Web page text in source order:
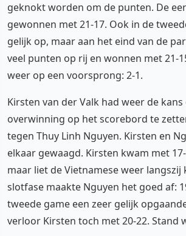
geknokt worden om de punten. De
gewonnen met 21-17. Ook in de
gelijk op, maar aan het eind van de
veel punten op rij en wonnen met 21-
weer op een voorsprong: 2-1.
Kirsten van der Valk had weer de
overwinning op het scorebord te
tegen Thuy Linh Nguyen. Kirsten en
elkaar gewaagd. Kirsten kwam met
maar liet de Vietnamese weer langszij
slotfase maakte Nguyen het goed af:
tweede game een zeer gelijk
verloor Kirsten toch met 20-22. Stand